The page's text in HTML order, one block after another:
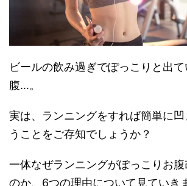
ビールの飲み過ぎでぽっこりと出
腹…。
実は、ランニングをすれば簡単に
うことをご存知でしょうか？
一体なぜランニングがぽっこりお
のか、6つの理由について見ていき